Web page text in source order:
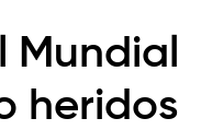
Mundial
heridos